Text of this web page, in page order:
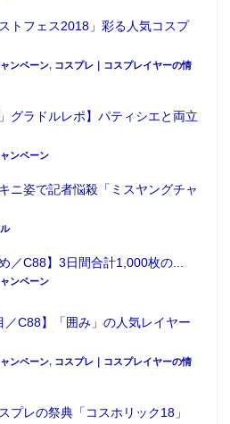
トフェス2018」彩る人気コスプ
ンペーン, コスプレ｜コスプレイヤーの情
グラドルレポ】パティシエと両立
ンペーン
ニ姿で記者悩殺「ミスヤングチャ
／C88】3日間合計1,000枚の...
ンペーン
／C88】「囲み」の人気レイヤー
ンペーン, コスプレ｜コスプレイヤーの情
プレの祭典「コスホリック18」